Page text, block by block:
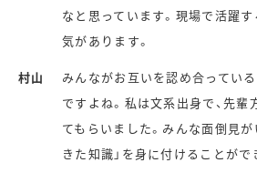
なと思っています。現場で活躍
気があります。
村山
みんながお互いを認め合ってい
ですよね。私は文系出身で、先
てもらいました。みんな面倒見が
きた知識」を身に付けることがで